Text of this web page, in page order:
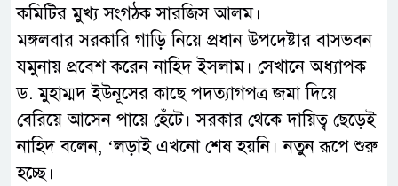
কমিটির মুখ্য সংগঠক সারজিস আলম।
মঙ্গলবার সরকারি গাড়ি নিয়ে প্রধান উপদেষ্টার বাসভবন
যমুনায় প্রবেশ করেন নাহিদ ইসলাম। সেখানে অধ্যাপক
ড. মুহাম্মদ ইউনূসের কাছে পদত্যাগপত্র জমা দিয়ে
বেরিয়ে আসেন পায়ে হেঁটে। সরকার থেকে দায়িত্ব ছেড়েই
নাহিদ বলেন, ‘লড়াই এখনো শেষ হয়নি। নতুন রূপে শুরু
হচ্ছে।